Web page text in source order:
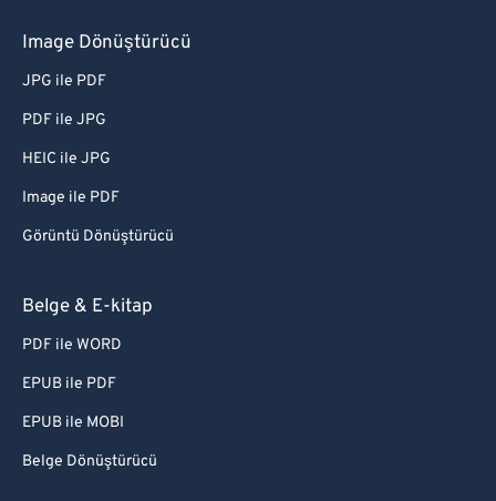
Image Dönüştürücü
JPG ile PDF
PDF ile JPG
HEIC ile JPG
Image ile PDF
Görüntü Dönüştürücü
Belge & E-kitap
PDF ile WORD
EPUB ile PDF
EPUB ile MOBI
Belge Dönüştürücü